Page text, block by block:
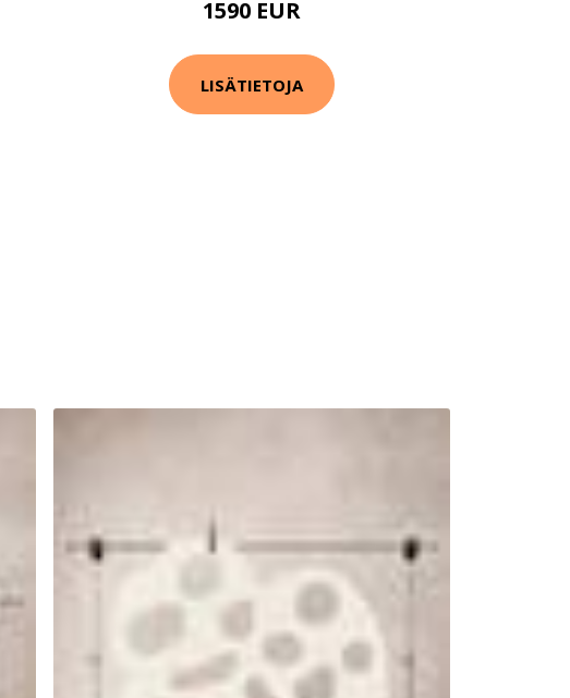
1590 EUR
LISÄTIETOJA